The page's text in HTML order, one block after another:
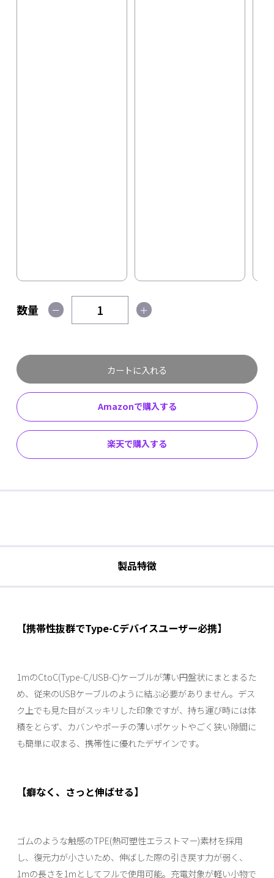
数量 － ＋
カートに入れる
Amazonで購入する
楽天で購入する
製品特徴
【携帯性抜群でType-Cデバイスユーザー必携】
1mのCtoC(Type-C/USB-C)ケーブルが薄い円盤状にまとまるた
め、従来のUSBケーブルのように結ぶ必要がありません。デス
ク上でも見た目がスッキリした印象ですが、持ち運び時には体
積をとらず、カバンやポーチの薄いポケットやごく狭い隙間に
も簡単に収まる、携帯性に優れたデザインです。
【癖なく、さっと伸ばせる】
ゴムのような触感のTPE(熱可塑性エラストマー)素材を採用
し、復元力が小さいため、伸ばした際の引き戻す力が弱く、
1mの長さを1mとしてフルで使用可能。充電対象が軽い小物で